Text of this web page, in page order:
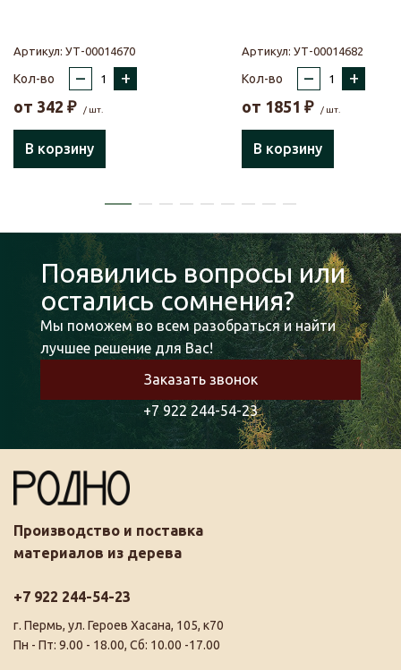
Артикул: УТ-00014670
Кол-во – +
от 342 ₽ / шт.
В корзину
Артикул: УТ-00014682
Кол-во – +
от 1851 ₽ / шт.
В корзину
Появились вопросы или
остались сомнения?
Мы поможем во всем разобраться и найти
лучшее решение для Вас!
Заказать звонок
+7 922 244-54-23
Производство и поставка
материалов из дерева
+7 922 244-54-23
г. Пермь, ул. Героев Хасана, 105, к70
Пн - Пт: 9.00 - 18.00, Сб: 10.00 -17.00